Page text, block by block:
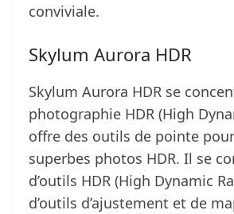
conviviale.
Skylum Aurora HDR
Skylum Aurora HDR se
photographie HDR (High
offre des outils de pointe
superbes photos HDR. Il se
d’outils HDR (High Dynamic
d’outils d’ajustement et de